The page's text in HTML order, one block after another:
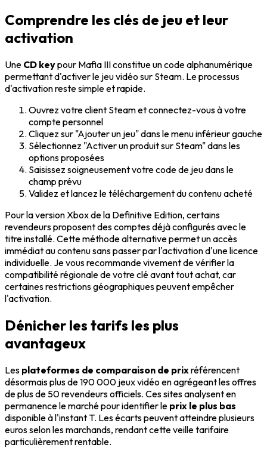
Comprendre les clés de jeu et leur
activation
Une CD keypour Mafia III constitue un code alphanumérique
permettant d'activer le jeu vidéo sur Steam. Le processus
d'activation reste simple et rapide.
Ouvrez votre client Steam et connectez-vous à votre
compte personnel
Cliquez sur "Ajouter un jeu" dans le menu inférieur gauche
Sélectionnez "Activer un produit sur Steam" dans les
options proposées
Saisissez soigneusement votre code de jeu dans le
champ prévu
Validez et lancez le téléchargement du contenu acheté
Pour la version Xbox de la Definitive Edition, certains
revendeurs proposent des comptes déjà configurés avec le
titre installé. Cette méthode alternative permet un accès
immédiat au contenu sans passer par l'activation d'une licence
individuelle. Je vous recommande vivement de vérifier la
compatibilité régionale de votre clé avant tout achat, car
certaines restrictions géographiques peuvent empêcher
l'activation.
Dénicher les tarifs les plus
avantageux
Les plateformes de comparaison de prixréférencent
désormais plus de 190 000 jeux vidéo en agrégeant les offres
de plus de 50 revendeurs officiels. Ces sites analysent en
permanence le marché pour identifier le prix le plus bas
disponible à l'instant T. Les écarts peuvent atteindre plusieurs
euros selon les marchands, rendant cette veille tarifaire
particulièrement rentable.